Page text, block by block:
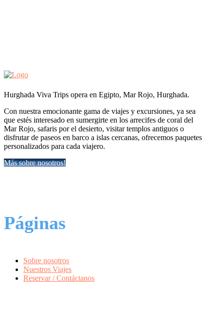
Hurghada Viva Trips opera en Egipto, Mar Rojo, Hurghada.
Con nuestra emocionante gama de viajes y excursiones, ya sea
que estés interesado en sumergirte en los arrecifes de coral del
Mar Rojo, safaris por el desierto, visitar templos antiguos o
disfrutar de paseos en barco a islas cercanas, ofrecemos paquetes
personalizados para cada viajero.
Más sobre nosotros!
Páginas
Sobre nosotros
Nuestros Viajes
Reservar / Contáctanos